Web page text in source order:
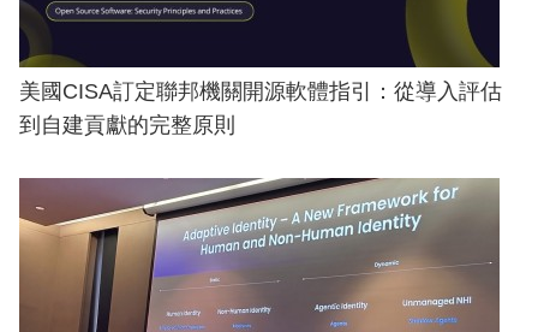
美國CISA訂定聯邦機關開源軟體指引：從導入評估
到自建貢獻的完整原則